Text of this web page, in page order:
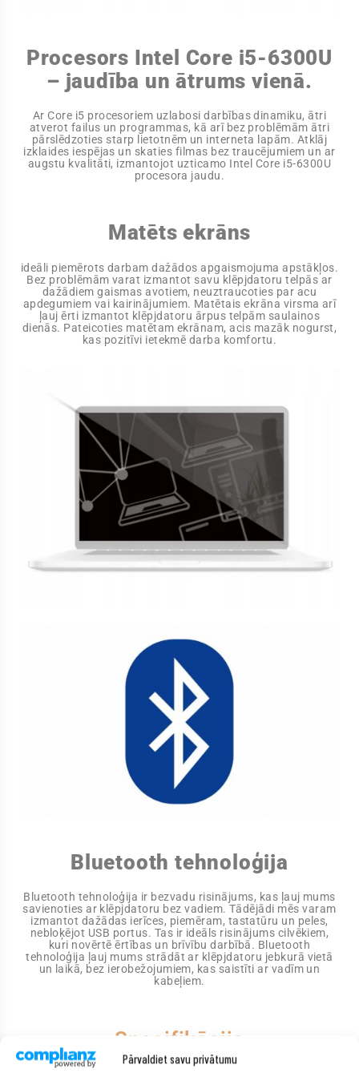
Pārvaldiet savu privātumu
Procesors Intel Core i5-6300U
– jaudība un ātrums vienā.
Ar Core i5 procesoriem uzlabosi darbības dinamiku, ātri
atverot failus un programmas, kā arī bez problēmām ātri
pārslēdzoties starp lietotnēm un interneta lapām. Atklāj
izklaides iespējas un skaties filmas bez traucējumiem un ar
augstu kvalitāti, izmantojot uzticamo Intel Core i5-6300U
procesora jaudu.
Matēts ekrāns
ideāli piemērots darbam dažādos apgaismojuma apstākļos.
Bez problēmām varat izmantot savu klēpjdatoru telpās ar
dažādiem gaismas avotiem, neuztraucoties par acu
apdegumiem vai kairinājumiem. Matētais ekrāna virsma arī
ļauj ērti izmantot klēpjdatoru ārpus telpām saulainos
dienās. Pateicoties matētam ekrānam, acis mazāk nogurst,
kas pozitīvi ietekmē darba komfortu.
Bluetooth tehnoloģija
Bluetooth tehnoloģija ir bezvadu risinājums, kas ļauj mums
savienoties ar klēpjdatoru bez vadiem. Tādējādi mēs varam
izmantot dažādas ierīces, piemēram, tastatūru un peles,
nebloķējot USB portus. Tas ir ideāls risinājums cilvēkiem,
kuri novērtē ērtības un brīvību darbībā. Bluetooth
tehnoloģija ļauj mums strādāt ar klēpjdatoru jebkurā vietā
un laikā, bez ierobežojumiem, kas saistīti ar vadīm un
kabeļiem.
Specifikācija